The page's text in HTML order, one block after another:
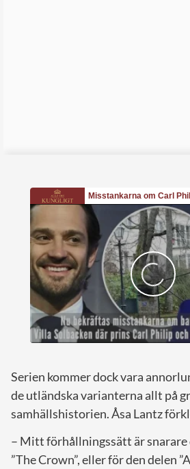
Serien kommer dock vara
de utländska varianterna allt på
samhällshistorien. Åsa Lantz
– Mitt förhållningssätt är
”The Crown”, eller för den delen